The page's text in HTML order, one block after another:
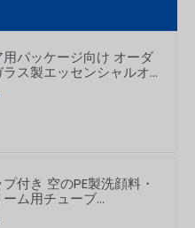
パッケージ向け オーダ
ス製エッセンシャルオ
ーボトル 5～100ml
付き 空のPE製洗顔料・
ム用チューブ